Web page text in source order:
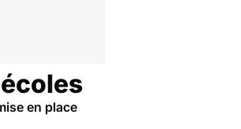
en place